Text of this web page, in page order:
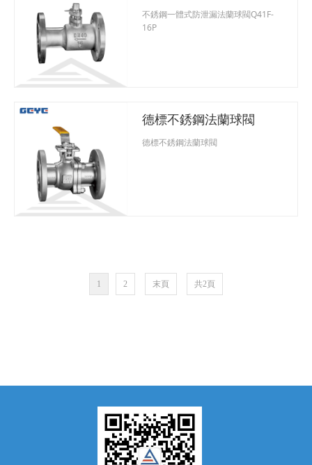
球閥Q41F-16P
不銹鋼一體式防泄漏法蘭球閥Q41F-
16P
德標不銹鋼法蘭球閥
德標不銹鋼法蘭球閥
1 2 末頁 共2頁